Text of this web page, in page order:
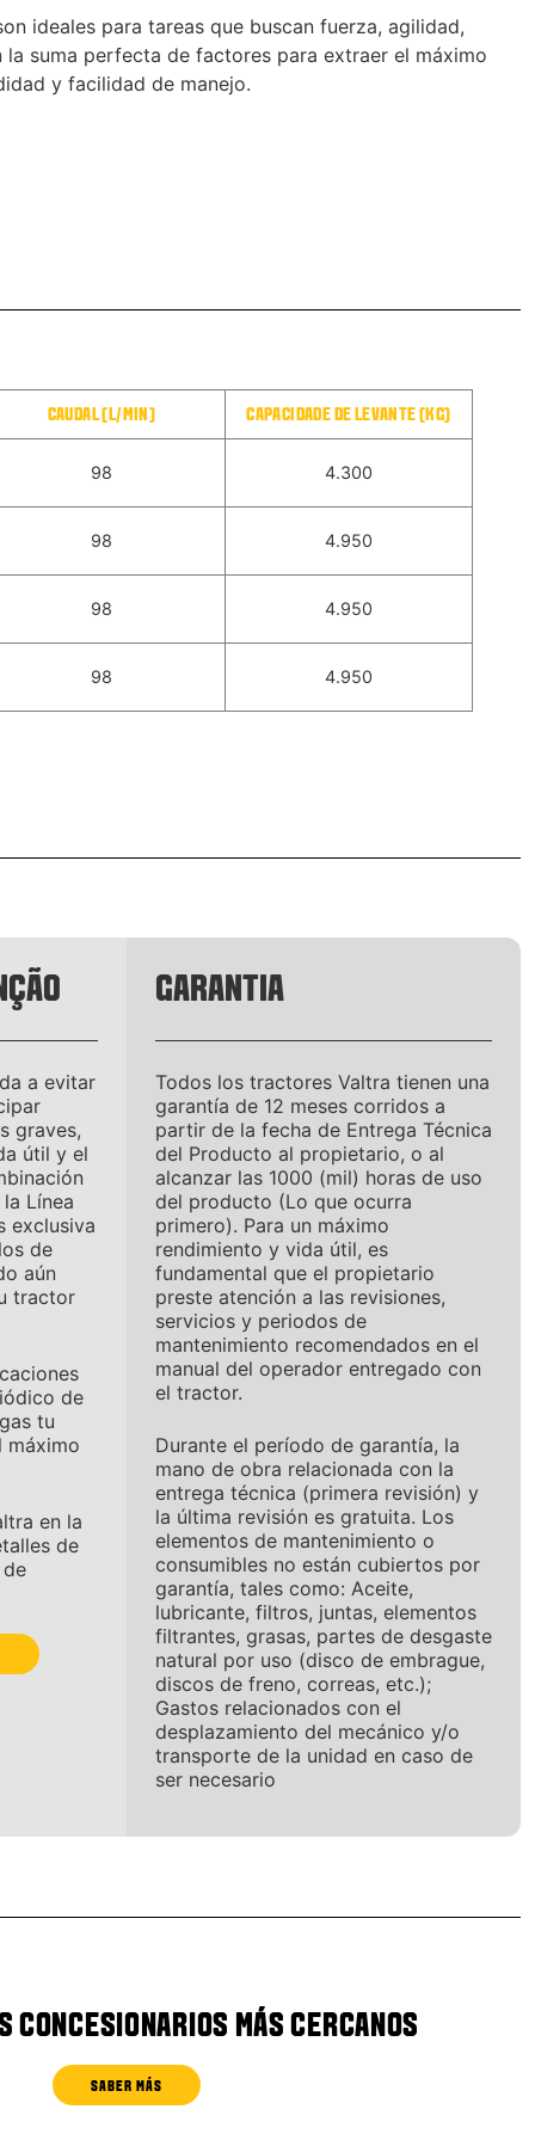
ideales para tareas que buscan fuerza, agilidad,
la suma perfecta de factores para extraer el máximo
y facilidad de manejo.
CAUDAL (L/MIN) CAPACIDADE DE LEVANTE (KG)
98 4.300
98 4.950
98 4.950
98 4.950
a evitar
graves,
útil y el
Línea
exclusiva
de
aún
tractor
de
tu
máximo
en la
de
GARANTIA
Todos los tractores Valtra tienen una
garantía de 12 meses corridos a
partir de la fecha de Entrega Técnica
del Producto al propietario, o al
alcanzar las 1000 (mil) horas de uso
del producto (Lo que ocurra
primero). Para un máximo
rendimiento y vida útil, es
fundamental que el propietario
preste atención a las revisiones,
servicios y periodos de
mantenimiento recomendados en el
manual del operador entregado con
el tractor.
Durante el período de garantía, la
mano de obra relacionada con la
entrega técnica (primera revisión) y
la última revisión es gratuita. Los
elementos de mantenimiento o
consumibles no están cubiertos por
garantía, tales como: Aceite,
lubricante, filtros, juntas, elementos
filtrantes, grasas, partes de desgaste
natural por uso (disco de embrague,
discos de freno, correas, etc.);
Gastos relacionados con el
desplazamiento del mecánico y/o
transporte de la unidad en caso de
ser necesario
CONCESIONARIOS MÁS CERCANOS
SABER MÁS